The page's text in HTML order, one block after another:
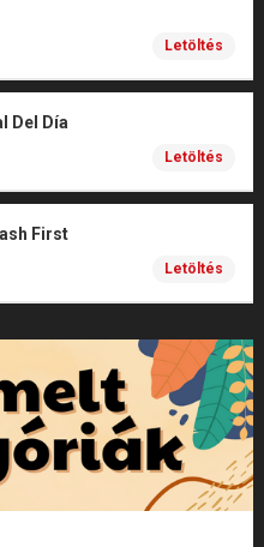
Letöltés
Del Día
Letöltés
First
Letöltés